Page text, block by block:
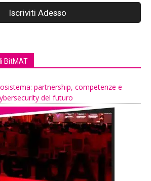
BitMAT
partnership, competenze e
del futuro